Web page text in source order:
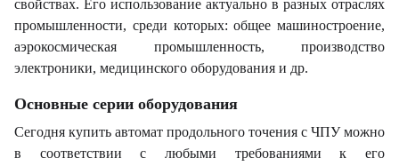
свойствах. Его использование актуально в разных отраслях
промышленности, среди которых: общее машиностроение,
аэрокосмическая промышленность, производство
электроники, медицинского оборудования и др.
Основные серии оборудования
Сегодня купить автомат продольного точения с ЧПУ можно
в соответствии с любыми требованиями к его